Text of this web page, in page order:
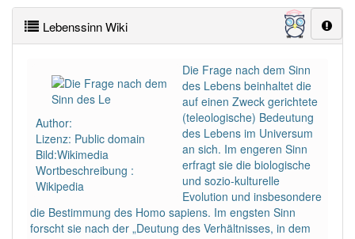
PowerIndex:3
Häufigkeit: 4 von 10
Wörter mit Endung -lebenssinn : 1
Wörter mit Endung -lebenssinnaber mit einem
anderen Artikel
91% unserer Spielapp-Nutzer haben den Artikel
Lebenssinn Wiki
Author:
Lizenz: Public domain
Bild:Wikimedia
Wortbeschreibung :
Wikipedia
Die Frage nach dem Sinn
des Lebens beinhaltet die
auf einen Zweck gerichtete
(teleologische) Bedeutung
des Lebens im Universum
an sich. Im engeren Sinn
erfragt sie die biologische
und sozio-kulturelle
Evolution und insbesondere
die Bestimmung des Homo sapiens. Im engsten Sinn
forscht sie nach der „Deutung des Verhältnisses, in dem